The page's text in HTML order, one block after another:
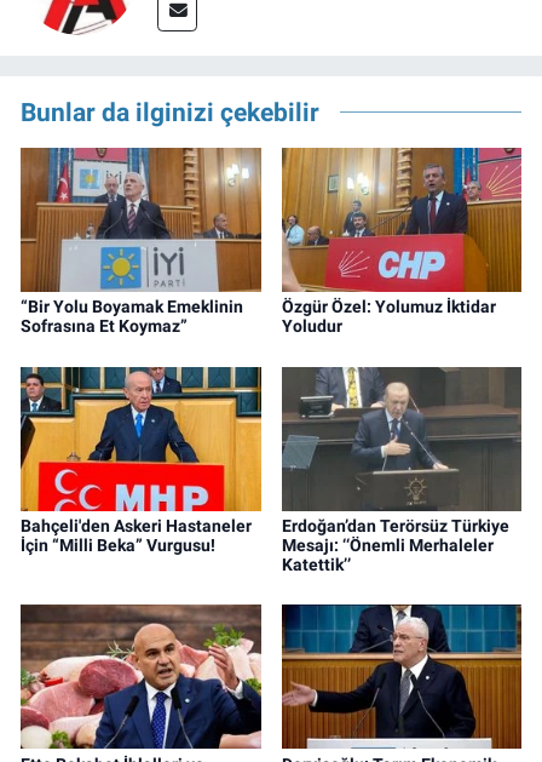
Bunlar da ilginizi çekebilir
“Bir Yolu Boyamak Emeklinin
Sofrasına Et Koymaz”
Özgür Özel: Yolumuz İktidar
Yoludur
Bahçeli'den Askeri Hastaneler
İçin “Milli Beka” Vurgusu!
Erdoğan’dan Terörsüz Türkiye
Mesajı: ‘‘Önemli Merhaleler
Katettik’’